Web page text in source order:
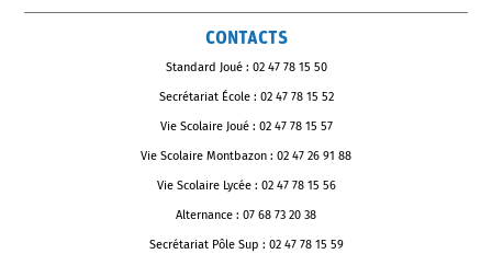
CONTACTS
Standard Joué : 02 47 78 15 50
Secrétariat École : 02 47 78 15 52
Vie Scolaire Joué : 02 47 78 15 57
Vie Scolaire Montbazon : 02 47 26 91 88
Vie Scolaire Lycée : 02 47 78 15 56
Alternance : 07 68 73 20 38
Secrétariat Pôle Sup : 02 47 78 15 59